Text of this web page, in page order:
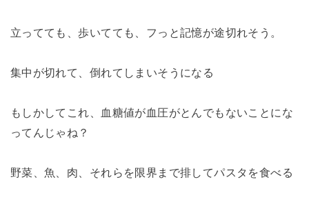
立ってても、歩いてても、フっと記憶が途切れそう。
集中が切れて、倒れてしまいそうになる
もしかしてこれ、血糖値が血圧がとんでもないことにな
ってんじゃね？
野菜、魚、肉、それらを限界まで排してパスタを食べる